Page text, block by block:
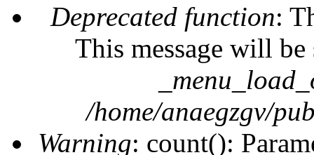
Deprecated function:
This message will
/home/anaegzgv/
Warning: count():